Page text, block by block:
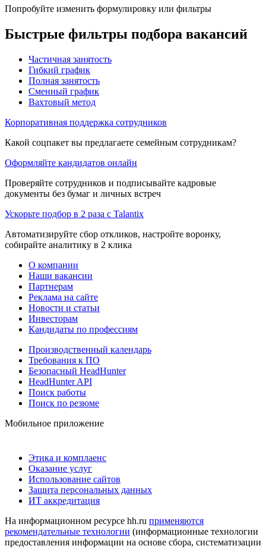
Попробуйте изменить формулировку или фильтры
Быстрые фильтры подбора вакансий
Частичная занятость
Гибкий график
Полная занятость
Сменный график
Вахтовый метод
Корпоративная поддержка сотрудников
Какой соцпакет вы предлагаете семейным сотрудникам?
Оформляйте кандидатов онлайн
Проверяйте сотрудников и подписывайте кадровые
документы без бумаг и личных встреч
Ускорьте подбор в 2 раза с Talantix
Автоматизируйте сбор откликов, настройте воронку,
собирайте аналитику в 2 клика
О компании
Наши вакансии
Партнерам
Реклама на сайте
Новости и статьи
Инвесторам
Кандидаты по профессиям
Производственный календарь
Требования к ПО
Безопасный HeadHunter
HeadHunter API
Поиск работы
Поиск по резюме
Мобильное приложение
Этика и комплаенс
Оказание услуг
Использование сайтов
Защита персональных данных
ИТ аккредитация
На информационном ресурсе hh.ru применяются
рекомендательные технологии (информационные технологии
предоставления информации на основе сбора, систематизации